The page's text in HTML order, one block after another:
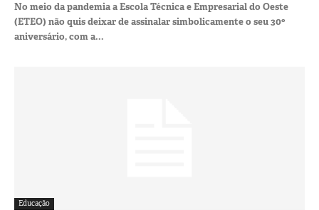
No meio da pandemia a Escola Técnica e Empresarial do Oeste
(ETEO) não quis deixar de assinalar simbolicamente o seu 30º
aniversário, com a...
Educação